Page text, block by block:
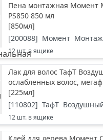
Пена монтажная Момент
PS850 850 мл
[850мл]
[200088] Момент Монтаж
12 шт. в ящике
Лак для волос ТафТ
ослабленных волос,
[225мл]
[110802] ТафТ
12 шт. в ящике